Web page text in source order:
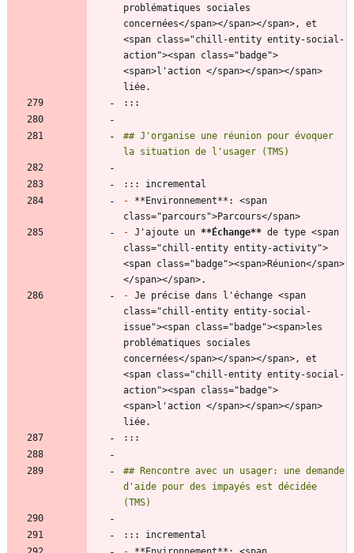
problématiques sociales
concernées</span></span></span>, et
<span class="chill-entity entity-social-
action"><span class="badge">
<span>l'action </span></span></span>
## J'organise une réunion pour évoquer
- **Environnement**: <span
- J'ajoute un **Échange** de type <span
class="chill-entity entity-activity">
<span class="badge"><span>Réunion</span>
- Je précise dans l'échange <span
class="chill-entity entity-social-
issue"><span class="badge"><span>les
problématiques sociales
concernées</span></span></span>, et
<span class="chill-entity entity-social-
action"><span class="badge">
<span>l'action </span></span></span>
## Rencontre avec un usager: une demande
d'aide pour des impayés est décidée